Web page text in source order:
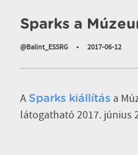
Sparks a
@Balint_ESSRG • 2017-06-12
A Sparks kiállítás a
látogatható 2017. június